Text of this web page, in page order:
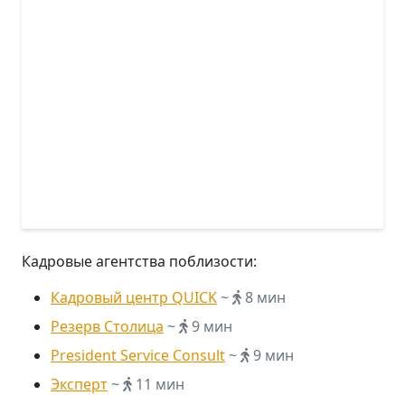
Кадровые агентства поблизости:
Кадровый центр QUICK~
8 мин
Резерв Столица ~
9 мин
President Service Consult~
9 мин
Эксперт~ 11 мин